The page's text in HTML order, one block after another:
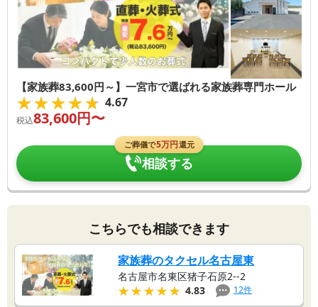
【家族葬83,600円～】一宮市で選ばれる家族葬専門ホール
★★★★★
★★★★★ 4.67
税込83,600円〜
ご葬儀で5万円還元
相談する
こちらでも相談できます
家族葬のタクセル名古屋東
名古屋市名東区猪子石原2--2
★★★★★
★★★★★ 4.83 12件